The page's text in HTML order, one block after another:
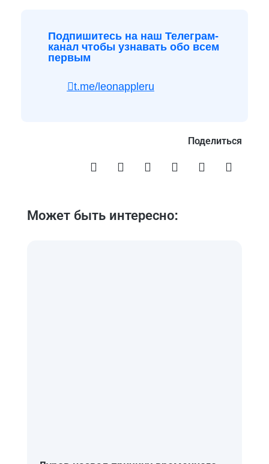
Подпишитесь на наш Телеграм-
канал чтобы узнавать обо всем
первым
t.me/leonappleru
Поделиться
Может быть интересно: